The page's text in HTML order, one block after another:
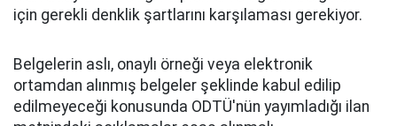
için gerekli denklik şartlarını karşılaması gerekiyor.
Belgelerin aslı, onaylı örneği veya elektronik
ortamdan alınmış belgeler şeklinde kabul edilip
edilmeyeceği konusunda ODTÜ'nün yayımladığı ilan